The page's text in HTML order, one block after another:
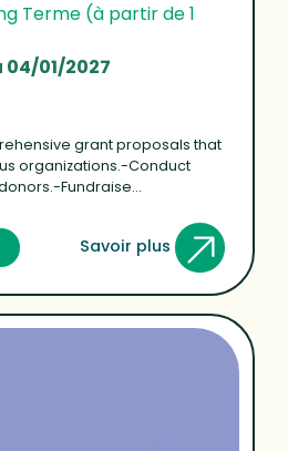
Terme (à partir de 1
04/01/2027
grant proposals that
organizations.-Conduct
Fundraise...
Savoir plus